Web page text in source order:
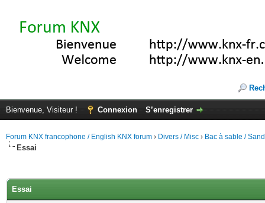
Bienvenue, Visiteur ! Connexion S’enregistrer
Forum KNX francophone / English KNX forum › Divers / Misc › Bac à sable /
Essai
Essai